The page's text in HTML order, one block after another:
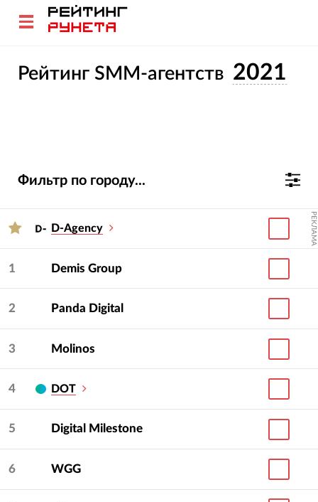
Рейтинг SMM-агентств 2021
Фильтр по городу...
D-Agency РЕКЛАМА
1 Demis Group
2 Panda Digital
3 Molinos
4 DOT
5 Digital Milestone
6 WGG